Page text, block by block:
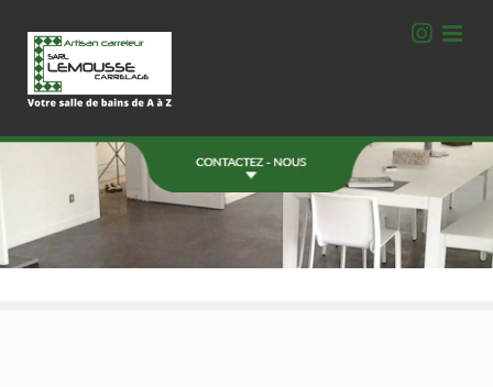
contenu
Une Question ?
Contactez-nous.
06 78 77 40 78
ZA de la Bourdonnais